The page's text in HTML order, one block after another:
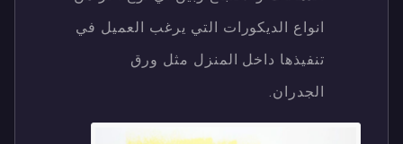
انواع الديكورات التي يرغب العميل في
تنفيذها داخل المنزل مثل ورق
الجدران.